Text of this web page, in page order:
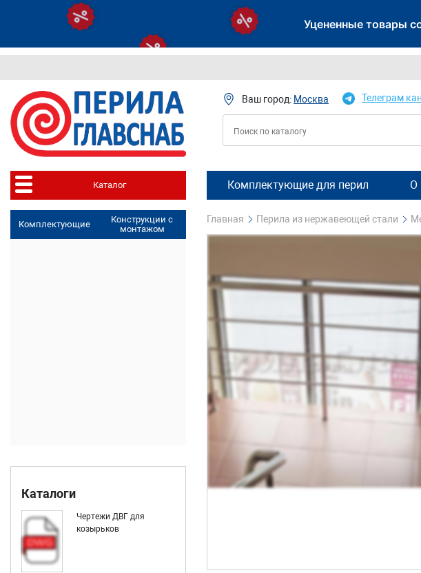
Уцененные товары
Ваш город: Москва Телеграм
Каталог
Комплектующие
Конструкции с
монтажом
Каталоги
Чертежи ДВГ для
козырьков
Комплектующие для перил О
Главная Перила из нержавеющей стали